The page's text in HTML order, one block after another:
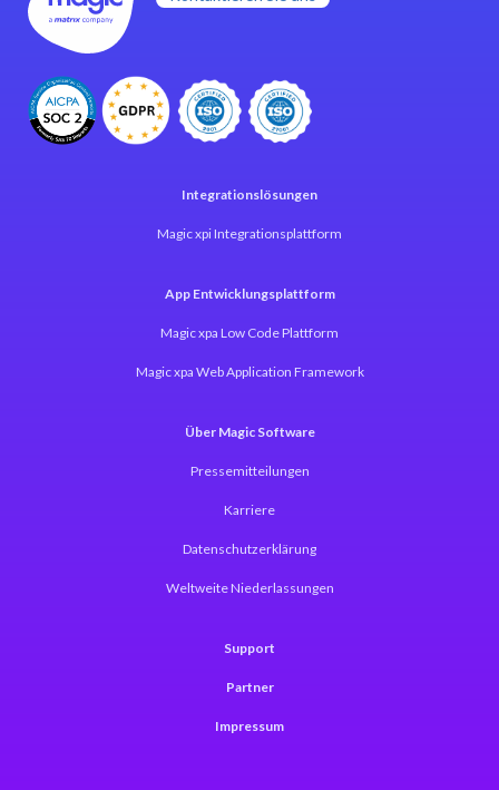
Integrationslösungen
Magic xpi Integrationsplattform
App Entwicklungsplattform
Magic xpa Low Code Plattform
Magic xpa Web Application Framework
Über Magic Software
Pressemitteilungen
Karriere
Datenschutzerklärung
Weltweite Niederlassungen
Support
Partner
Impressum